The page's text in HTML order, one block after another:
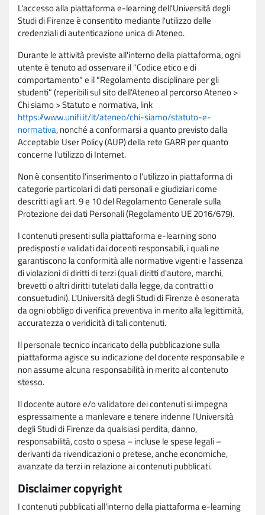
L'accesso alla piattaforma e-learning dell'Università degli
Studi di Firenze è consentito mediante l'utilizzo delle
credenziali di autenticazione unica di Ateneo.
Durante le attività previste all'interno della piattaforma, ogni
utente è tenuto ad osservare il "Codice etico e di
comportamento" e il "Regolamento disciplinare per gli
studenti" (reperibili sul sito dell'Ateneo al percorso Ateneo >
Chi siamo > Statuto e normativa, link
https://www.unifi.it/it/ateneo/chi-siamo/statuto-e-
normativa, nonché a conformarsi a quanto previsto dalla
Acceptable User Policy (AUP) della rete GARR per quanto
concerne l'utilizzo di Internet.
Non è consentito l'inserimento o l'utilizzo in piattaforma di
categorie particolari di dati personali e giudiziari come
descritti agli art. 9 e 10 del Regolamento Generale sulla
Protezione dei dati Personali (Regolamento UE 2016/679).
I contenuti presenti sulla piattaforma e-learning sono
predisposti e validati dai docenti responsabili, i quali ne
garantiscono la conformità alle normative vigenti e l'assenza
di violazioni di diritti di terzi (quali diritti d'autore, marchi,
brevetti o altri diritti tutelati dalla legge, da contratti o
consuetudini). L'Università degli Studi di Firenze è esonerata
da ogni obbligo di verifica preventiva in merito alla legittimità,
accuratezza o veridicità di tali contenuti.
Il personale tecnico incaricato della pubblicazione sulla
piattaforma agisce su indicazione del docente responsabile e
non assume alcuna responsabilità in merito al contenuto
stesso.
Il docente autore e/o validatore dei contenuti si impegna
espressamente a manlevare e tenere indenne l'Università
degli Studi di Firenze da qualsiasi perdita, danno,
responsabilità, costo o spesa – incluse le spese legali –
derivanti da rivendicazioni o pretese, anche economiche,
avanzate da terzi in relazione ai contenuti pubblicati.
Disclaimer copyright
I contenuti pubblicati all'interno della piattaforma e-learning